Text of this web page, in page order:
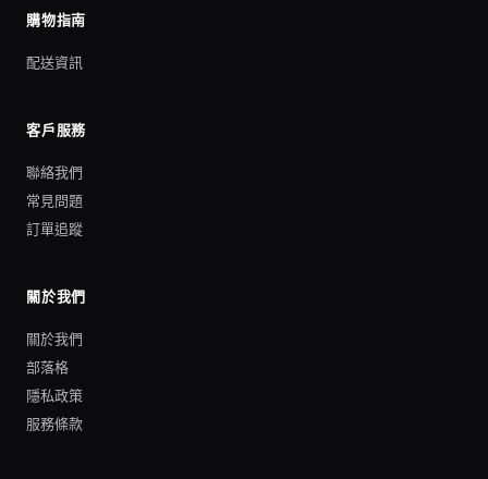
購物指南
配送資訊
客戶服務
聯絡我們
常見問題
訂單追蹤
關於我們
關於我們
部落格
隱私政策
服務條款